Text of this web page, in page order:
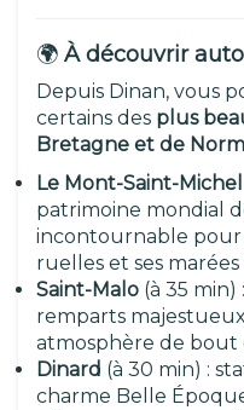
🌍 À découvrir
Depuis Dinan, vous
certains des plus
Bretagne et de
Le Mont-Saint-Michel
patrimoine mondial
incontournable pour
ruelles et ses
Saint-Malo (à 35 min)
remparts
atmosphère de bout
Dinard (à 30 min) :
charme Belle